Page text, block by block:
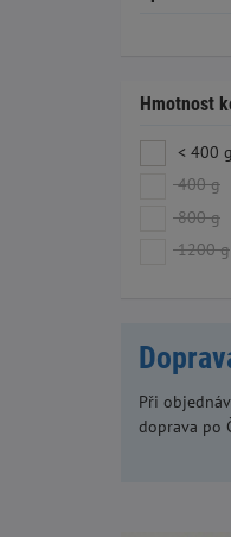
Hmotnost
< 400 g
400 g
800 g
1200 g
Při
doprava po